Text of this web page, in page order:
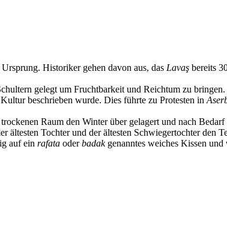
Historiker gehen davon aus, das Lavaş bereits
gelegt um Fruchtbarkeit und Reichtum zu bringen.
beschrieben wurde. Dies führte zu Protesten in
Raum den Winter über gelagert und nach
Tochter und der ältesten Schwiegertochter den
auf ein rafata oderbadakgenanntes weiches Kissen